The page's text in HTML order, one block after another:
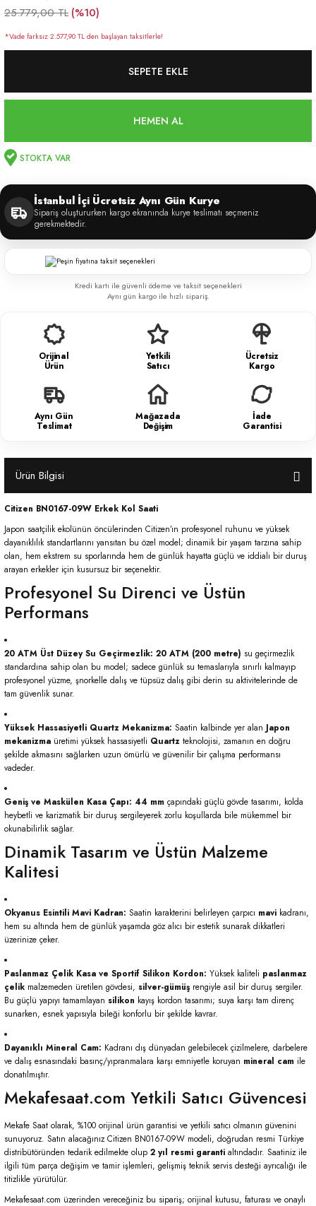
25.779,00 TL (%10)
*Vade farksız 2.577,90 TL den başlayan taksitlerle!
SEPETE EKLE
HEMEN AL
STOKTA VAR
İstanbul İçi Ücretsiz Aynı Gün Kurye
Sipariş oluştururken kargo ekranında kurye teslimatı seçmeniz
gerekmektedir.
Kredi kartı ile güvenli ödeme ve taksit seçenekleri
Aynı gün kargo ile hızlı sipariş.
Orijinal
Ürün
Yetkili
Satıcı
Ücretsiz
Kargo
Aynı Gün
Teslimat
Mağazada
Değişim
İade
Garantisi
Ürün Bilgisi
Citizen BN0167-09W Erkek Kol Saati
Japon saatçilik ekolünün öncülerinden Citizen’ın profesyonel ruhunu ve yüksek
dayanıklılık standartlarını yansıtan bu özel model; dinamik bir yaşam tarzına sahip
olan, hem ekstrem su sporlarında hem de günlük hayatta güçlü ve iddialı bir duruş
arayan erkekler için kusursuz bir seçenektir.
Profesyonel Su Direnci ve Üstün
Performans
20 ATM Üst Düzey Su Geçirmezlik: 20 ATM (200 metre) su geçirmezlik
standardına sahip olan bu model; sadece günlük su temaslarıyla sınırlı kalmayıp
profesyonel yüzme, şnorkelle dalış ve tüpsüz dalış gibi derin su aktivitelerinde de
tam güvenlik sunar.
Yüksek Hassasiyetli Quartz Mekanizma: Saatin kalbinde yer alan Japon
mekanizma üretimi yüksek hassasiyetli Quartz teknolojisi, zamanın en doğru
şekilde akmasını sağlarken uzun ömürlü ve güvenilir bir çalışma performansı
vadeder.
Geniş ve Maskülen Kasa Çapı: 44 mm çapındaki güçlü gövde tasarımı, kolda
heybetli ve karizmatik bir duruş sergileyerek zorlu koşullarda bile mükemmel bir
okunabilirlik sağlar.
Dinamik Tasarım ve Üstün Malzeme
Kalitesi
Okyanus Esintili Mavi Kadran: Saatin karakterini belirleyen çarpıcı mavi kadranı,
hem su altında hem de günlük yaşamda göz alıcı bir estetik sunarak dikkatleri
üzerinize çeker.
Paslanmaz Çelik Kasa ve Sportif Silikon Kordon: Yüksek kaliteli paslanmaz
çelik malzemeden üretilen gövdesi, silver-gümüş rengiyle asil bir duruş sergiler.
Bu güçlü yapıyı tamamlayan silikon kayış kordon tasarımı; suya karşı tam direnç
sunarken, esnek yapısıyla bileği konforlu bir şekilde kavrar.
Dayanıklı Mineral Cam: Kadranı dış dünyadan gelebilecek çizilmelere, darbelere
ve dalış esnasındaki basınç/yıpranmalara karşı emniyetle koruyan mineral cam ile
donatılmıştır.
Mekafesaat.com Yetkili Satıcı Güvencesi
Mekafe Saat olarak, %100 orijinal ürün garantisi ve yetkili satıcı olmanın güvenini
sunuyoruz. Satın alacağınız Citizen BN0167-09W modeli, doğrudan resmi Türkiye
distribütöründen tedarik edilmekte olup 2 yıl resmi garanti altındadır. Saatiniz ile
ilgili tüm parça değişim ve tamir işlemleri, gelişmiş teknik servis desteği ayrıcalığı ile
titizlikle yürütülür.
Mekafesaat.com üzerinden vereceğiniz bu sipariş; orijinal kutusu, faturası ve onaylı